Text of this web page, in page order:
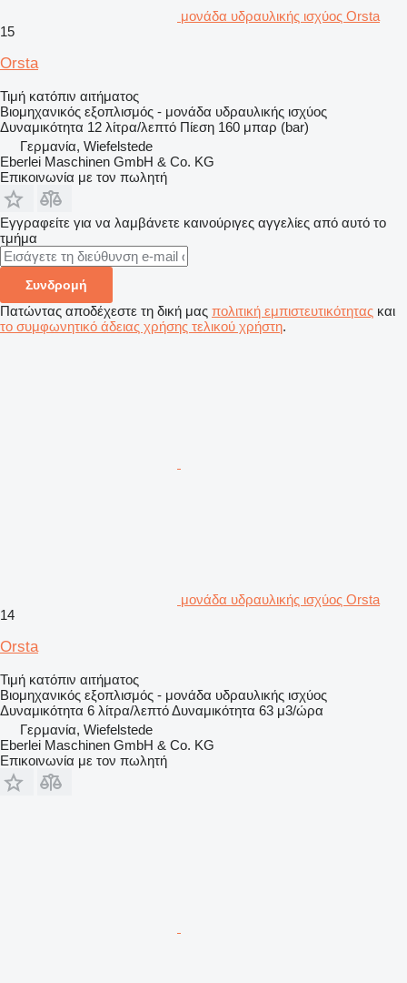
μονάδα υδραυλικής ισχύος Orsta
15
Orsta
Τιμή κατόπιν αιτήματος
Βιομηχανικός εξοπλισμός - μονάδα υδραυλικής ισχύος
Δυναμικότητα 12 λίτρα/λεπτό Πίεση 160 μπαρ (bar)
Γερμανία, Wiefelstede
Eberlei Maschinen GmbH & Co. KG
Επικοινωνία με τον πωλητή
Εγγραφείτε για να λαμβάνετε καινούριγες αγγελίες από αυτό το
τμήμα
Συνδρομή
Πατώντας αποδέχεστε τη δική μας πολιτική εμπιστευτικότητας και
το συμφωνητικό άδειας χρήσης τελικού χρήστη.
μονάδα υδραυλικής ισχύος Orsta
14
Orsta
Τιμή κατόπιν αιτήματος
Βιομηχανικός εξοπλισμός - μονάδα υδραυλικής ισχύος
Δυναμικότητα 6 λίτρα/λεπτόΔυναμικότητα 63 μ3/ώρα
Γερμανία, Wiefelstede
Eberlei Maschinen GmbH & Co. KG
Επικοινωνία με τον πωλητή